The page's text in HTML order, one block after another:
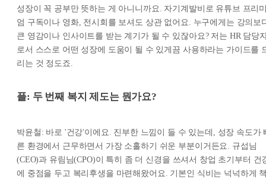
성장이 꼭 공부만 뜻하는 게 아니니까요. 자기계발비로 유튜브 프리
엄 구독이나 영화, 전시회를 보셔도 상관 없어요. 누구에게는 강의보
큰 영감이나 인사이트를 받는 계기가 될 수 있잖아요? 저는 HR 담당
로서 스스로 어떤 성장에 도움이 될 수 있게끔 사용하라는 가이드를
리는 것 정도죠.
플: 두 번째 복지 제도는 뭔가요?
박윤철: 바로 '건강'이에요. 진부한 느낌이 들 수 있는데, 성장 속도가
른 환경에서 근무하면서 가장 소홀하기 쉬운 부분이거든요. 규섭님
(CEO)과 유림님(CPO)이 특히 좀 더 신경을 쓰셔서 창업 초기부터 건
에 중점을 두고 복리후생을 마련해왔어요. 기본인 식비는 넉넉하게